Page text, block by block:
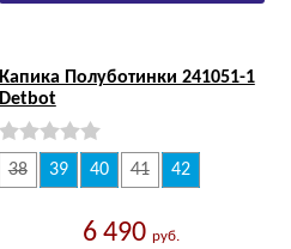
Капика Полуботинки 241051-1
Detbot
38 39 40 41 42
6 490руб.